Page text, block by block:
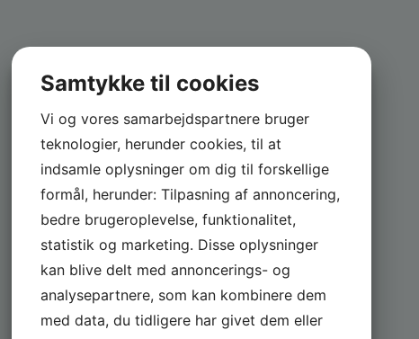
Samtykke til cookies
Vi og vores samarbejdspartnere bruger
teknologier, herunder cookies, til at
indsamle oplysninger om dig til forskellige
formål, herunder: Tilpasning af annoncering,
bedre brugeroplevelse, funktionalitet,
statistik og marketing. Disse oplysninger
kan blive delt med annoncerings- og
analysepartnere, som kan kombinere dem
med data, du tidligere har givet dem eller